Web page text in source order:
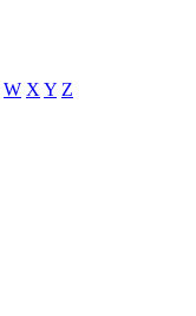
W X Y Z